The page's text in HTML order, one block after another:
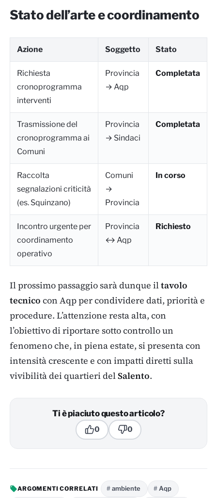
Stato dell’arte e coordinamento
Azione Soggetto Stato
Richiesta
cronoprogramma
interventi
Provincia
→ Aqp
Completata
Trasmissione del
cronoprogramma ai
Comuni
Provincia
→ Sindaci
Completata
Raccolta
segnalazioni criticità
(es. Squinzano)
Comuni
→
Provincia
In corso
Incontro urgente per
coordinamento
operativo
Provincia
↔ Aqp
Richiesto
Il prossimo passaggio sarà dunque iltavolo
tecnico con Aqp per condividere dati, priorità e
procedure. L’attenzione resta alta, con
l’obiettivo di riportare sotto controllo un
fenomeno che, in piena estate, si presenta con
intensità crescente e con impatti diretti sulla
vivibilità dei quartieri delSalento.
Ti è piaciuto questo articolo?
0 0
ARGOMENTI CORRELATI ambiente Aqp